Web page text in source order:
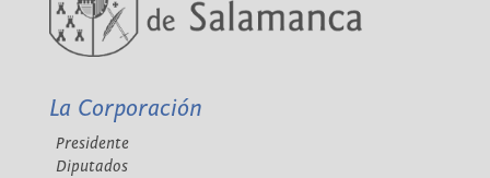
La Corporación
Presidente
Diputados